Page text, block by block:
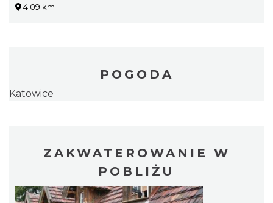
4.09 km
POGODA
Katowice
ZAKWATEROWANIE W
POBLIŻU